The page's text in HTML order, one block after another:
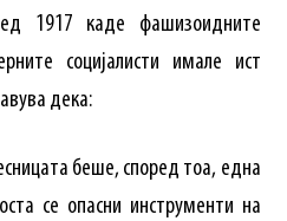
1917 каде фашизоидните
социјалисти имале ист
дека:
беше, според тоа, една
се опасни инструменти на